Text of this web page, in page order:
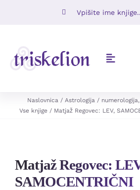
Toggle
Ugodno
Naslovnica Astrologija / numerologija
Vse knjige
Matjaž Regovec: LEV,
Matjaž Regovec:
SAMOCENTRIČNI